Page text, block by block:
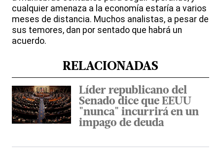
cualquier amenaza a la economía estaría a varios
meses de distancia. Muchos analistas, a pesar de
sus temores, dan por sentado que habrá un
acuerdo.
RELACIONADAS
Líder republicano del
Senado dice que EEUU
"nunca" incurrirá en un
impago de deuda